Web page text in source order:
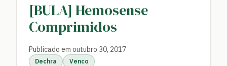
[BULA] Hemosense
Comprimidos
Publicado em outubro 30, 2017
Dechra Venco